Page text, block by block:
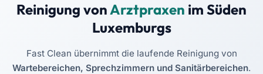
Reinigung vonArztpraxen im Süden
Luxemburgs
Fast Clean übernimmt die laufende Reinigung von
Wartebereichen, Sprechzimmern und Sanitärbereichen.